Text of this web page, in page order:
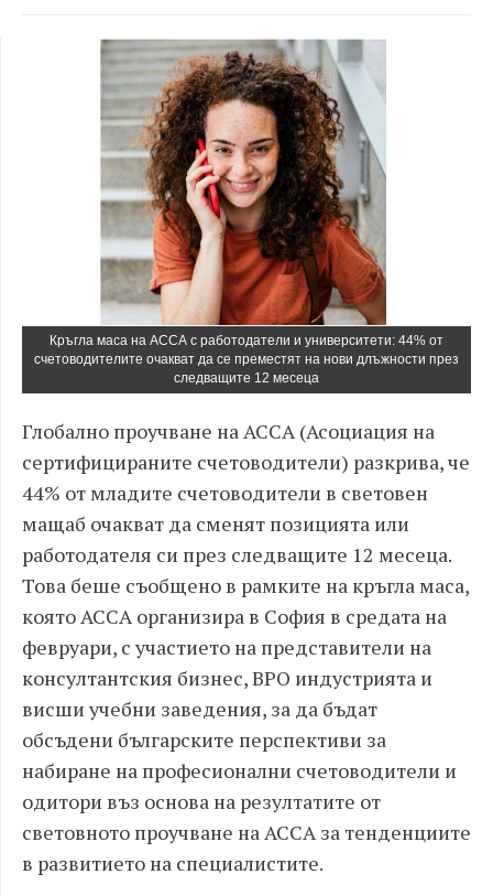
Кръгла маса на АССА с работодатели и университети: 44% от
счетоводителите очакват да се преместят на нови длъжности през
следващите 12 месеца
Глобално проучване на АССА (Асоциация на
сертифицираните счетоводители) разкрива, че
44% от младите счетоводители в световен
мащаб очакват да сменят позицията или
работодателя си през следващите 12 месеца.
Това беше съобщено в рамките на кръгла маса,
която АССА организира в София в средата на
февруари, с участието на представители на
консултантския бизнес, BPO индустрията и
висши учебни заведения, за да бъдат
обсъдени българските перспективи за
набиране на професионални счетоводители и
одитори въз основа на резултатите от
световното проучване на АССА за тенденциите
в развитието на специалистите.